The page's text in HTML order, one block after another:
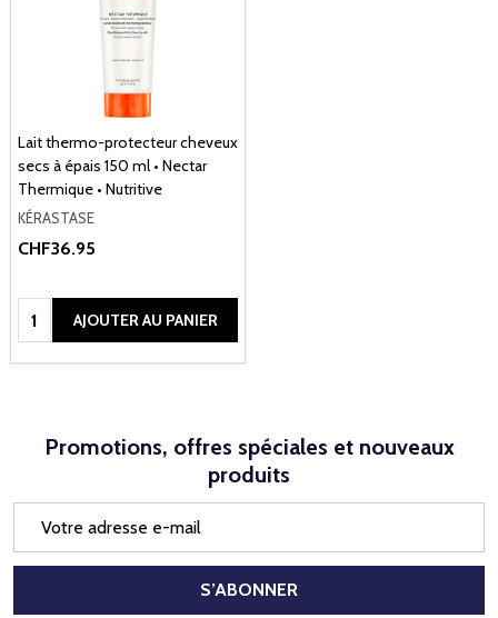
Lait thermo-protecteur cheveux
secs à épais 150 ml • Nectar
Thermique • Nutritive
KÉRASTASE
CHF36.95
Quantité:AJOUTER AU PANIER
Promotions, offres spéciales et nouveaux
produits
mail
S’ABONNER